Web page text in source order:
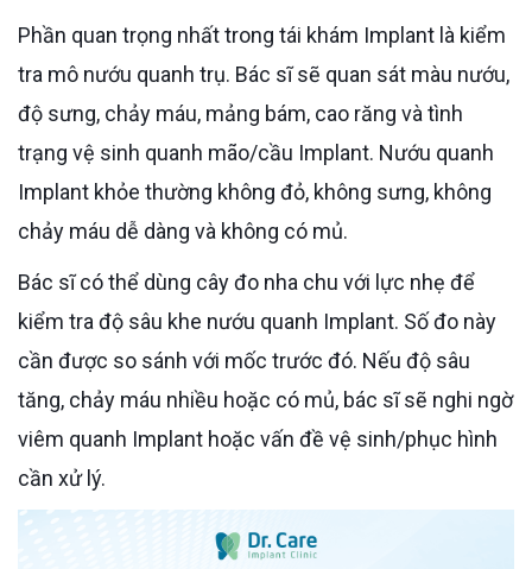
Phần quan trọng nhất trong tái khám Implant là kiểm
tra mô nướu quanh trụ. Bác sĩ sẽ quan sát màu nướu,
độ sưng, chảy máu, mảng bám, cao răng và tình
trạng vệ sinh quanh mão/cầu Implant. Nướu quanh
Implant khỏe thường không đỏ, không sưng, không
chảy máu dễ dàng và không có mủ.
Bác sĩ có thể dùng cây đo nha chu với lực nhẹ để
kiểm tra độ sâu khe nướu quanh Implant. Số đo này
cần được so sánh với mốc trước đó. Nếu độ sâu
tăng, chảy máu nhiều hoặc có mủ, bác sĩ sẽ nghi ngờ
viêm quanh Implant hoặc vấn đề vệ sinh/phục hình
cần xử lý.